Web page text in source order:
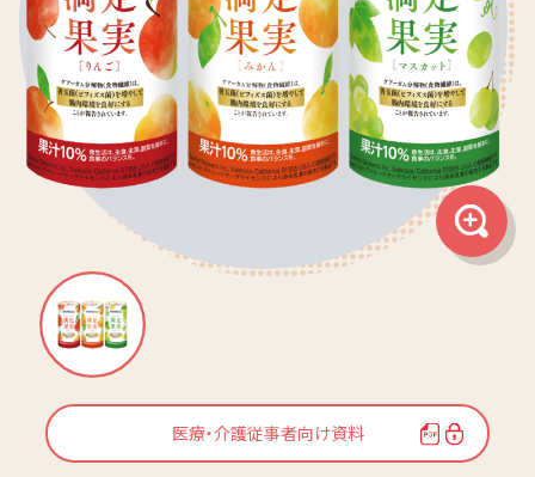
医療・介護従事者向け資料